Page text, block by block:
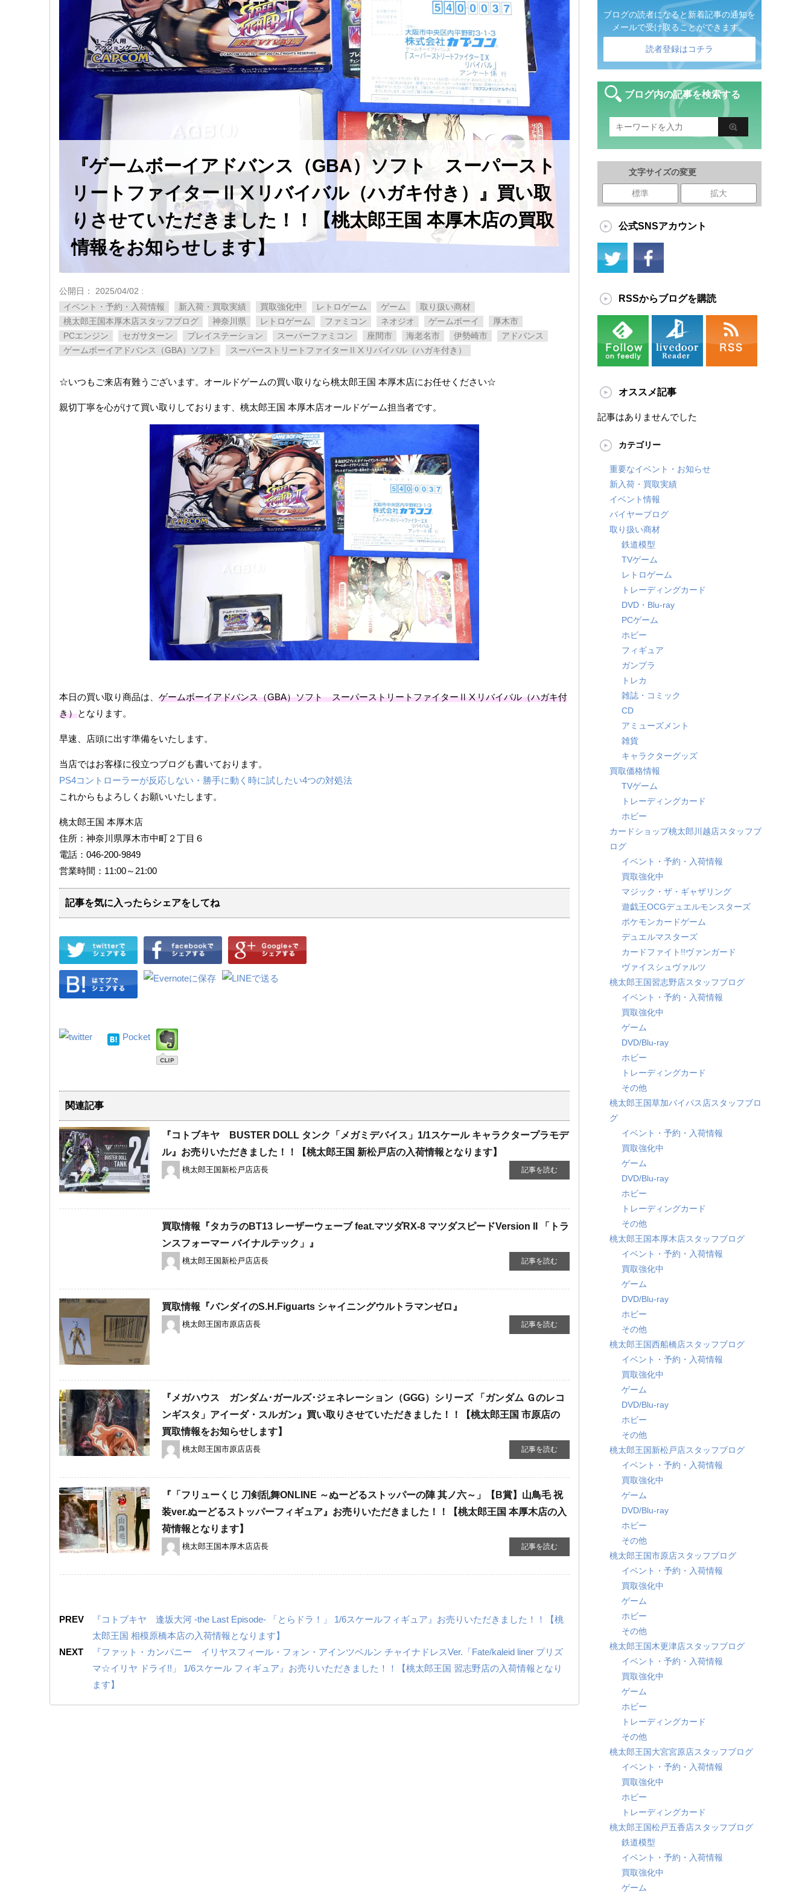
『ゲームボーイアドバンス（GBA）ソフト スーパースト
リートファイターⅡⅩリバイバル（ハガキ付き）』買い取
りさせていただきました！！【桃太郎王国 本厚木店の買取
情報をお知らせします】
公開日： 2025/04/02 :
イベント・予約・入荷情報
新入荷・買取実績 買取強化中 レトロゲーム ゲーム
取り扱い商材
桃太郎王国本厚木店スタッフブログ
神奈川県 レトロゲーム ファミコン ネオジオ ゲームボーイ
厚木市
PCエンジン
セガサターン プレイステーション スーパーファミコン 座間市 海老名市 伊勢崎市
アドバンス
ゲームボーイアドバンス（GBA）ソフト
スーパーストリートファイターⅡⅩリバイバル（ハガキ付き）
☆いつもご来店有難うございます。オールドゲームの買い取りなら桃太郎王国 本厚木店にお任せください☆
親切丁寧を心がけて買い取りしております、桃太郎王国 本厚木店オールドゲーム担当者です。
本日の買い取り商品は、 ゲームボーイアドバンス（GBA）ソフト スーパーストリートファイターⅡⅩリバイバル（ハガキ付
き）となります。
早速、店頭に出す準備をいたします。
当店ではお客様に役立つブログも書いております。
PS4コントローラーが反応しない・勝手に動く時に試したい4つの対処法
これからもよろしくお願いいたします。
桃太郎王国 本厚木店
住所：神奈川県厚木市中町２丁目６
電話：046-200-9849
営業時間：11:00～21:00
記事を気に入ったらシェアをしてね
Pocket
関連記事
『コトブキヤ BUSTER DOLL タンク「メガミデバイス」1/1スケール キャラクタープラモデ
ル』お売りいただきました！！【桃太郎王国 新松戸店の入荷情報となります】
桃太郎王国新松戸店店長 記事を読む
買取情報『タカラのBT13 ​レーザーウェーブ ​feat.マツダRX-8 ​マツダスピードVersion ​II ​「トラ
ンスフォーマー ​バイナルテック」』
桃太郎王国新松戸店店長 記事を読む
買取情報『バンダイのS.H.Figuarts ​シャイニングウルトラマンゼロ』
桃太郎王国市原店店長 記事を読む
『メガハウス ガンダム･ガールズ･ジェネレーション（GGG）シリーズ 「ガンダム Ｇのレコ
ンギスタ」アイーダ・スルガン』買い取りさせていただきました！！【桃太郎王国 市原店の
買取情報をお知らせします】
桃太郎王国市原店店長 記事を読む
『「フリューくじ 刀剣乱舞ONLINE ～ぬーどるストッパーの陣 其ノ六～」【B賞】山鳥毛 祝
装ver.ぬーどるストッパーフィギュア』お売りいただきました！！【桃太郎王国 本厚木店の入
荷情報となります】
桃太郎王国本厚木店店長 記事を読む
PREV
『コトブキヤ 逢坂大河 -the Last Episode- 「とらドラ！」 1/6スケールフィギュア』お売りいただきました！！【桃
太郎王国 相模原橋本店の入荷情報となります】
NEXT
『ファット・カンパニー イリヤスフィール・フォン・アインツベルン ​チャイナドレスVer.「Fate/kaleid ​liner ​プリズ
マ☆イリヤ ​ドライ!!」 ​1/6スケール フィギュア』お売りいただきました！！【桃太郎王国 習志野店の入荷情報となり
ます】
ブログの読者になると新着記事の通知を
メールで受け取ることができます。
読者登録はコチラ
ブログ内の記事を検索する
文字サイズの変更
標準 拡大
公式SNSアカウント
RSSからブログを購読
オススメ記事
記事はありませんでした
カテゴリー
重要なイベント・お知らせ
新入荷・買取実績
イベント情報
バイヤーブログ
取り扱い商材
鉄道模型
TVゲーム
レトロゲーム
トレーディングカード
DVD・Blu-ray
PCゲーム
ホビー
フィギュア
ガンプラ
トレカ
雑誌・コミック
CD
アミューズメント
雑貨
キャラクターグッズ
買取価格情報
TVゲーム
トレーディングカード
ホビー
カードショップ桃太郎川越店スタッフブ
ログ
イベント・予約・入荷情報
買取強化中
マジック・ザ・ギャザリング
遊戯王OCGデュエルモンスターズ
ポケモンカードゲーム
デュエルマスターズ
カードファイト!!ヴァンガード
ヴァイスシュヴァルツ
桃太郎王国習志野店スタッフブログ
イベント・予約・入荷情報
買取強化中
ゲーム
DVD/Blu-ray
ホビー
トレーディングカード
その他
桃太郎王国草加バイパス店スタッフブロ
グ
イベント・予約・入荷情報
買取強化中
ゲーム
DVD/Blu-ray
ホビー
トレーディングカード
その他
桃太郎王国本厚木店スタッフブログ
イベント・予約・入荷情報
買取強化中
ゲーム
DVD/Blu-ray
ホビー
その他
桃太郎王国西船橋店スタッフブログ
イベント・予約・入荷情報
買取強化中
ゲーム
DVD/Blu-ray
ホビー
その他
桃太郎王国新松戸店スタッフブログ
イベント・予約・入荷情報
買取強化中
ゲーム
DVD/Blu-ray
ホビー
その他
桃太郎王国市原店スタッフブログ
イベント・予約・入荷情報
買取強化中
ゲーム
ホビー
その他
桃太郎王国木更津店スタッフブログ
イベント・予約・入荷情報
買取強化中
ゲーム
ホビー
トレーディングカード
その他
桃太郎王国大宮宮原店スタッフブログ
イベント・予約・入荷情報
買取強化中
ホビー
トレーディングカード
桃太郎王国松戸五香店スタッフブログ
鉄道模型
イベント・予約・入荷情報
買取強化中
ゲーム